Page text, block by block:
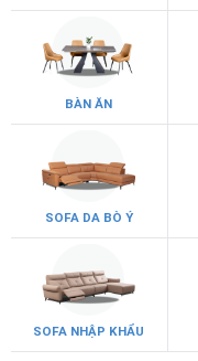
BÀN ĂN
SOFA DA BÒ Ý
SOFA NHẬP KHẨU